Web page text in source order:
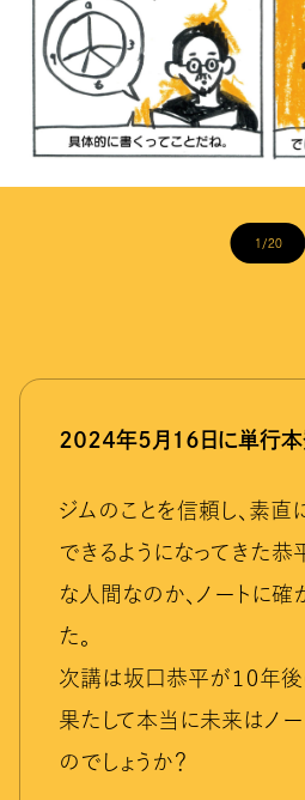
1/20
２０２４年５月１６日に単行
ジムのことを信頼し、素直
できるようになってきた恭
な人間なのか、ノートに確
た。
次講は坂口恭平が１０年後
果たして本当に未来はノ
のでしょうか？